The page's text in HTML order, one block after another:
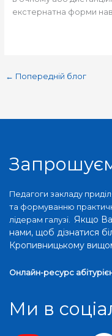
екстернатна форми
← Попередній блог
Педагоги закладу
та формуванню
лідерам галузі. Якщо
нами, щоб дізнатися
Кропивницькому
Онлайн-ресурс
Ми в